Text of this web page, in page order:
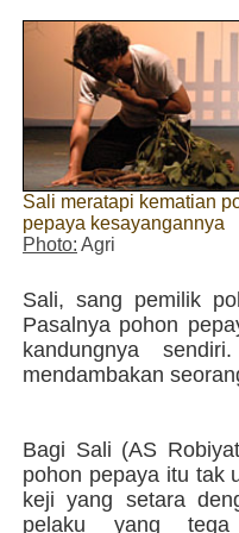
Sali meratapi kematian
pepaya kesayangannya
Photo: Agri
Sali, sang pemilik
Pasalnya pohon
kandungnya
mendambakan
Bagi Sali (AS
pohon pepaya itu tak
keji yang setara
pelaku yang tega